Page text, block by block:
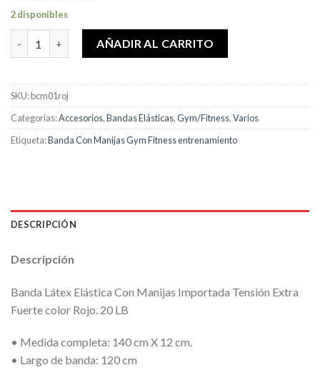
2 disponibles
Banda Látex Elástica Con Manijas Importada Tensión Media
AÑADIR AL CARRITO
SKU:bcm01roj
Categorías:Accesorios,Bandas Elásticas,Gym/Fitness,Varios
Etiqueta:Banda Con Manijas Gym Fitness entrenamiento
DESCRIPCIÓN
Descripción
Banda Látex Elástica Con Manijas Importada Tensión Extra
Fuerte color Rojo. 20 LB
• Medida completa: 140 cm X 12 cm.
• Largo de banda: 120 cm